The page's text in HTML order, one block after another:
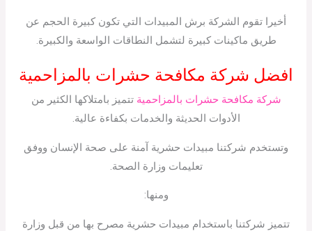
أخيرا تقوم الشركة برش المبيدات التي تكون كبيرة الحجم عن
طريق ماكينات كبيرة لتشمل النطاقات الواسعة والكبيرة.
افضل شركة مكافحة حشرات بالمزاحمية
شركة مكافحة حشرات بالمزاحمية تتميز بامتلاكها الكثير من
الأدوات الحديثة والخدمات بكفاءة عالية.
وتستخدم شركتنا مبيدات حشرية آمنة على صحة الإنسان ووفق
تعليمات وزارة الصحة.
ومنها:
تتميز شركتنا باستخدام مبيدات حشرية مصرح بها من قبل وزارة